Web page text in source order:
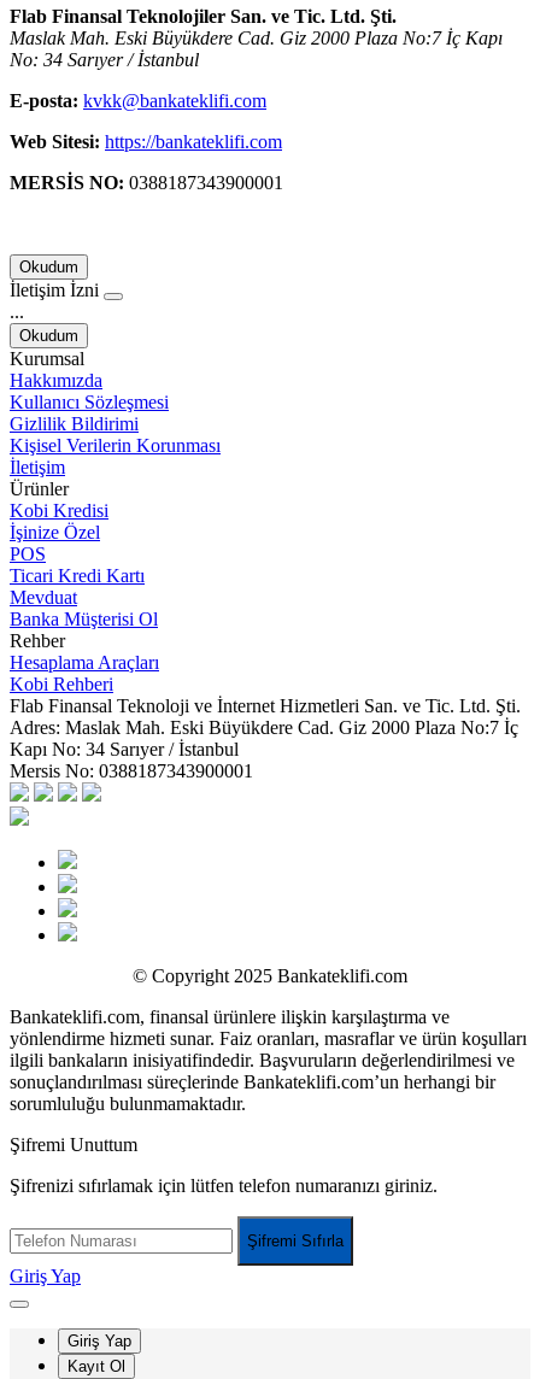
Flab Finansal Teknolojiler San. ve Tic. Ltd. Şti.
Maslak Mah. Eski Büyükdere Cad. Giz 2000 Plaza No:7 İç Kapı
No: 34 Sarıyer / İstanbul
E-posta: kvkk@bankateklifi.com
Web Sitesi: https://bankateklifi.com
MERSİS NO: 0388187343900001
Okudum
İletişim İzni
...
Okudum
Kurumsal
Hakkımızda
Kullanıcı Sözleşmesi
Gizlilik Bildirimi
Kişisel Verilerin Korunması
İletişim
Ürünler
Kobi Kredisi
İşinize Özel
POS
Ticari Kredi Kartı
Mevduat
Banka Müşterisi Ol
Rehber
Hesaplama Araçları
Kobi Rehberi
Flab Finansal Teknoloji ve İnternet Hizmetleri San. ve Tic. Ltd. Şti.
Adres: Maslak Mah. Eski Büyükdere Cad. Giz 2000 Plaza No:7 İç
Kapı No: 34 Sarıyer / İstanbul
Mersis No: 0388187343900001
© Copyright 2025 Bankateklifi.com
Bankateklifi.com, finansal ürünlere ilişkin karşılaştırma ve
yönlendirme hizmeti sunar. Faiz oranları, masraflar ve ürün koşulları
ilgili bankaların inisiyatifindedir. Başvuruların değerlendirilmesi ve
sonuçlandırılması süreçlerinde Bankateklifi.com’un herhangi bir
sorumluluğu bulunmamaktadır.
Şifremi Unuttum
Şifrenizi sıfırlamak için lütfen telefon numaranızı giriniz.
Şifremi Sıfırla
Giriş Yap
Giriş Yap
Kayıt Ol